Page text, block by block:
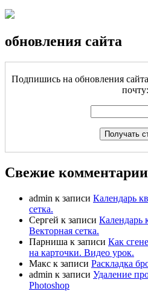
обновления сайта
Подпишись на обновления
почту:
Свежие комментарии
admin к записи Календарь
сетка.
Сергей к записи Календарь
Векторная сетка.
Парниша к записи Как
на карточки. Видео урок.
Макс к записи Раскладка
admin к записи Удаление
Photoshop